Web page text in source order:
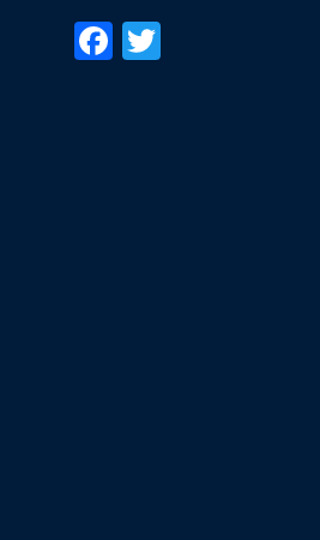
Facebook